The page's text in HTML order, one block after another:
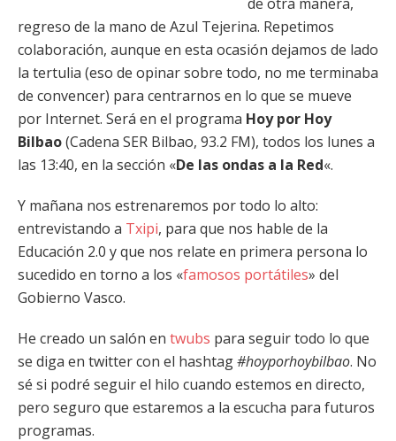
regreso de la mano de Azul Tejerina. Repetimos
colaboración, aunque en esta ocasión dejamos de lado
la tertulia (eso de opinar sobre todo, no me terminaba
de convencer) para centrarnos en lo que se mueve
por Internet. Será en el programa Hoy por Hoy
Bilbao(Cadena SER Bilbao, 93.2 FM), todos los lunes a
las 13:40, en la sección «De las ondas a la Red«.
Y mañana nos estrenaremos por todo lo alto:
entrevistando a Txipi, para que nos hable de la
Educación 2.0 y que nos relate en primera persona lo
sucedido en torno a los «famosos portátiles» del
Gobierno Vasco.
He creado un salón en twubs para seguir todo lo que
se diga en twitter con el hashtag#hoyporhoybilbao. No
sé si podré seguir el hilo cuando estemos en directo,
pero seguro que estaremos a la escucha para futuros
programas.